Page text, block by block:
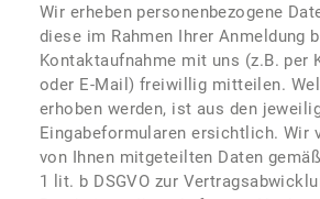
Wir erheben personenbezogene
diese im Rahmen Ihrer Anmeldung
Kontaktaufnahme mit uns (z.B. per
oder E-Mail) freiwillig mitteilen.
erhoben werden, ist aus den
Eingabeformularen ersichtlich. Wir
von Ihnen mitgeteilten Daten
1 lit. b DSGVO zur